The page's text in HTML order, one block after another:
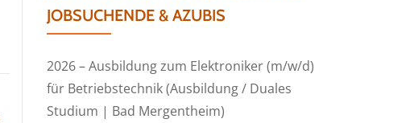
JOBSUCHENDE & AZUBIS
2026 – Ausbildung zum Elektroniker (m/w/d)
für Betriebstechnik (Ausbildung / Duales
Studium | Bad Mergentheim)